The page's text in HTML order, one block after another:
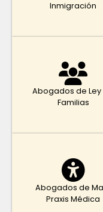
Inmigración
Abogados de Ley
Familias
Abogados de
Praxis Médica